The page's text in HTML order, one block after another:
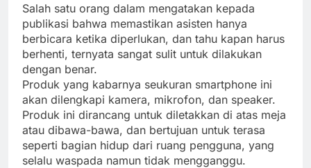
Salah satu orang dalam mengatakan kepada
publikasi bahwa memastikan asisten hanya
berbicara ketika diperlukan, dan tahu kapan harus
berhenti, ternyata sangat sulit untuk dilakukan
dengan benar.
Produk yang kabarnya seukuran smartphone ini
akan dilengkapi kamera, mikrofon, dan speaker.
Produk ini dirancang untuk diletakkan di atas meja
atau dibawa-bawa, dan bertujuan untuk terasa
seperti bagian hidup dari ruang pengguna, yang
selalu waspada namun tidak mengganggu.